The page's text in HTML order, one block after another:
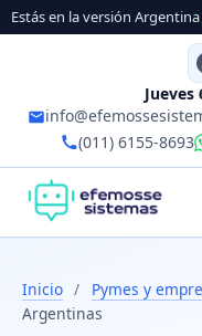
Estás en la versión Argentina
Jueves
(011) 6155-8693
Inicio / Pymes y
Argentinas